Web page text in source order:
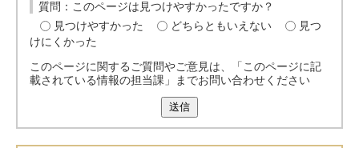
質問：このページは見つけやすかったですか？
見つけやすかった
どちらともいえない
見つ
けにくかった
このページに関するご質問やご意見は、「このページに記
載されている情報の担当課」までお問い合わせください
送信